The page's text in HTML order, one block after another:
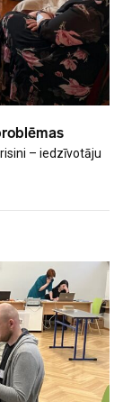
– iedzīvotāju